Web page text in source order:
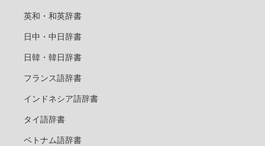
英和・和英辞書
日中・中日辞書
日韓・韓日辞書
フランス語辞書
インドネシア語辞書
タイ語辞書
ベトナム語辞書